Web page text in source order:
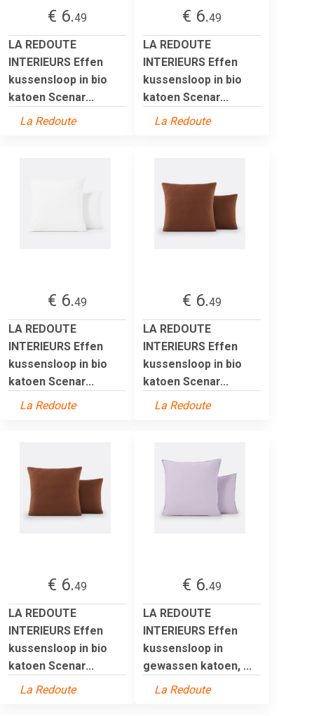
€ 6.49
LA REDOUTE
INTERIEURS Effen
kussensloop in bio
katoen Scenar...
La Redoute
€ 6.49
LA REDOUTE
INTERIEURS Effen
kussensloop in bio
katoen Scenar...
La Redoute
€ 6.49
LA REDOUTE
INTERIEURS Effen
kussensloop in bio
katoen Scenar...
La Redoute
€ 6.49
LA REDOUTE
INTERIEURS Effen
kussensloop in bio
katoen Scenar...
La Redoute
€ 6.49
LA REDOUTE
INTERIEURS Effen
kussensloop in bio
katoen Scenar...
La Redoute
€ 6.49
LA REDOUTE
INTERIEURS Effen
kussensloop in
gewassen katoen, ...
La Redoute